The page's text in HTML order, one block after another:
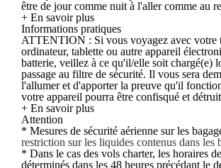
être de jour comme nuit à l'aller comme au
+ En savoir plus
Informations pratiques
ATTENTION : Si vous voyagez avec votre
ordinateur, tablette ou autre appareil
batterie, veillez à ce qu'il/elle soit chargé(e)
passage au filtre de sécurité. Il vous sera
l'allumer et d'apporter la preuve qu'il
votre appareil pourra être confisqué et
+ En savoir plus
Attention
* Mesures de sécurité aérienne sur les
restriction sur les liquides contenus dans les
* Dans le cas des vols charter, les horaires
déterminés dans les 48 heures précédant le